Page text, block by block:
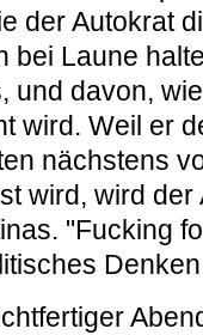
der Autokrat
bei Laune
und davon,
wird. Weil er
nächstens
wird, wird der
"Fucking